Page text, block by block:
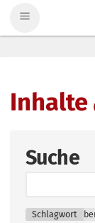
Inhalte
Suche
Schlagwort